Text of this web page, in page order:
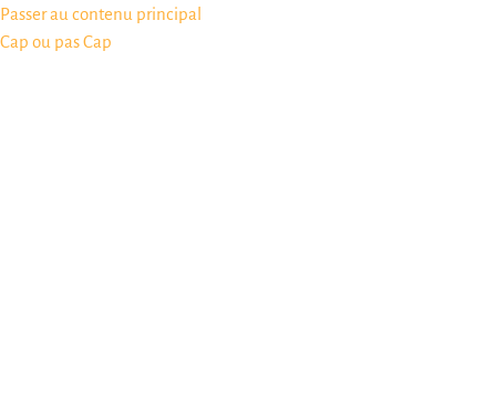
Passer au contenu principal
Cap ou pas Cap